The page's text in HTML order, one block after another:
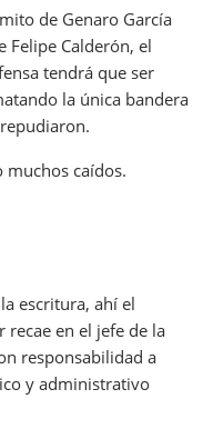
de Genaro García
Felipe Calderón, el
tendrá que ser
la única bandera
caídos.
escritura, ahí el
en el jefe de la
responsabilidad a
y administrativo